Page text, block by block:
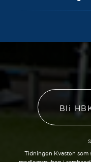
Bli
Tidningen Kvasten som